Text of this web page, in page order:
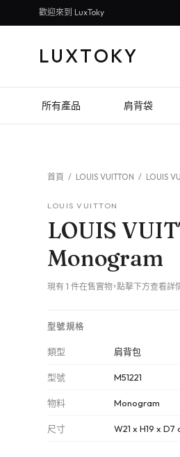
歡迎來到 LuxToky
LUXTOKY
所有產品 肩背袋
首頁 / LOUIS VUITTON / LOUIS
LOUIS VUITTON
LOUIS
Monogram
現有 1 件在售實物，點擊下方查看詳
型號規格
類型 肩背包
型號 M51221
物料 Monogram
尺寸 W21 x H19 x D7